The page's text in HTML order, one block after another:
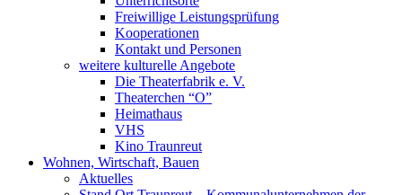
Freiwillige Leistungsprüfung
Kooperationen
Kontakt und Personen
weitere kulturelle Angebote
Die Theaterfabrik e. V.
Theaterchen “O”
Heimathaus
VHS
Kino Traunreut
Wohnen, Wirtschaft, Bauen
Aktuelles